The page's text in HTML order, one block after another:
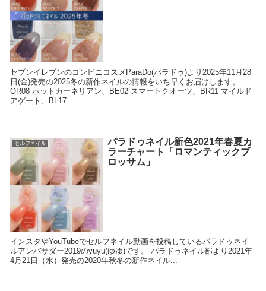
セブンイレブンのコンビニコスメParaDo(パラドゥ)より2025年11月28
日(金)発売の2025冬の新作ネイルの情報をいち早くお届けします。
OR08 ホットカーネリアン、BE02 スマートクオーツ、BR11 マイルド
アゲート、BL17 ...
セルフネイル
パラドゥネイル新色2021年春夏カ
ラーチャート「ロマンティックブ
ロッサム」
インスタやYouTubeでセルフネイル動画を投稿しているパラドゥネイ
ルアンバサダー2019のyuyu(ゆゆ)です。 パラドゥネイル部より2021年
4月21日（水）発売の2020年秋冬の新作ネイル...